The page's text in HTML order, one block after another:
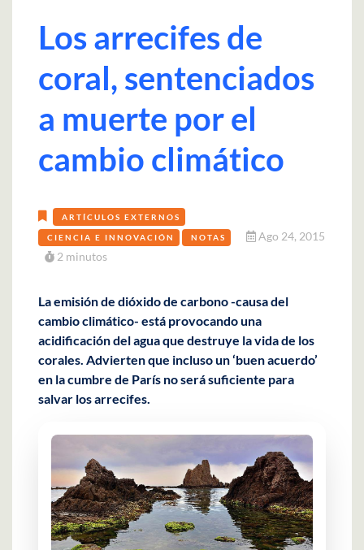
Los arrecifes de
coral, sentenciados
a muerte por el
cambio climático
ARTÍCULOS EXTERNOS
CIENCIA E INNOVACIÓN NOTAS
Ago 24, 2015
2 minutos
La emisión de dióxido de carbono -causa del
cambio climático- está provocando una
acidificación del agua que destruye la vida de los
corales. Advierten que incluso un ‘buen acuerdo’
en la cumbre de París no será suficiente para
salvar los arrecifes.